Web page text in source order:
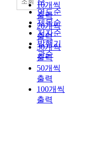
연도순
제목순
저자순
발행기
관순
10개씩
출력
20개씩
출력
30개씩
출력
50개씩
출력
100개씩
출력